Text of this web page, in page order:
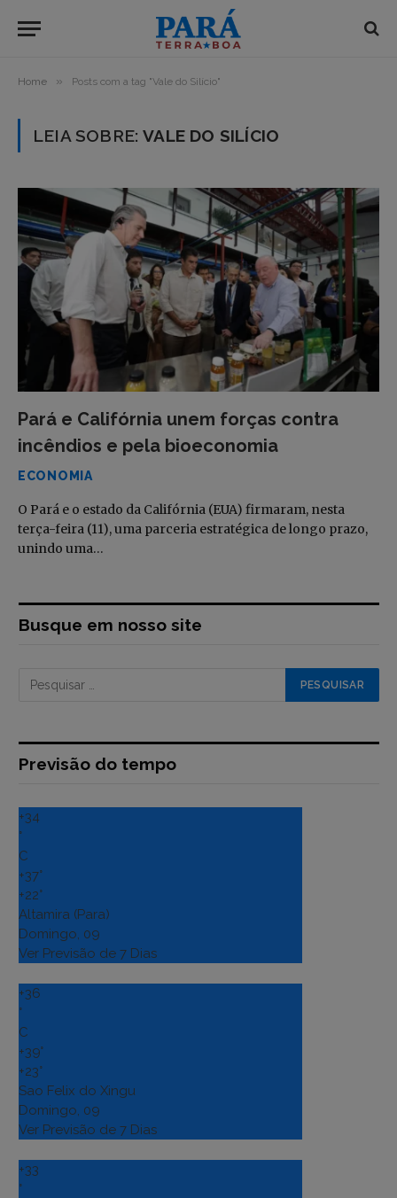
Home » Posts com a tag "Vale do Silício"
LEIA SOBRE:VALE DO SILÍCIO
Pará e Califórnia unem forças contra
incêndios e pela bioeconomia
ECONOMIA
O Pará e o estado da Califórnia (EUA) firmaram, nesta
terça-feira (11), uma parceria estratégica de longo prazo,
unindo uma…
Busque em nosso site
Previsão do tempo
+34
°
C
+37°
+22°
Altamira (Para)
Domingo, 09
Ver Previsão de 7 Dias
+36
°
C
+39°
+23°
Sao Felix do Xingu
Domingo, 09
Ver Previsão de 7 Dias
+33
°